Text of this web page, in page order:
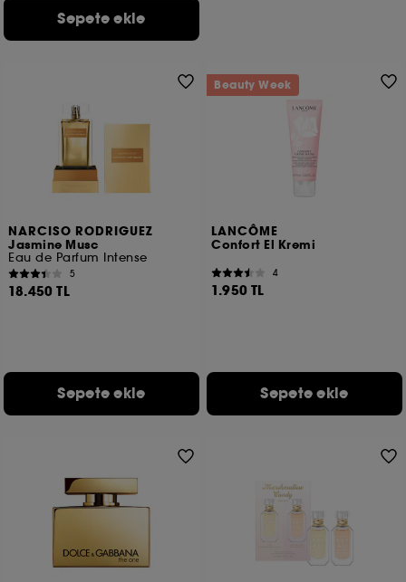
Sepete ekle
NARCISO RODRIGUEZ
Jasmine Musc
Eau de Parfum Intense
5
18.450 TL
Sepete ekle
LANCÔME
Confort El Kremi
4
1.950 TL
Sepete ekle
Beauty Week